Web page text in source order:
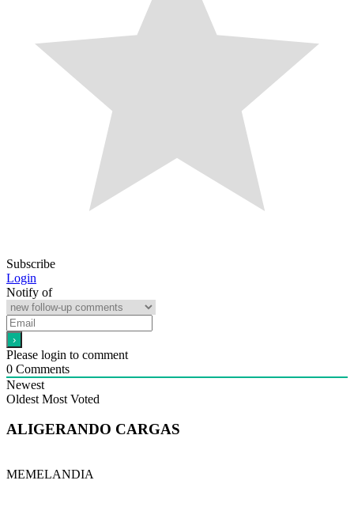
Subscribe
Login
Notify of
Please login to comment
0 Comments
Newest
Oldest Most Voted
ALIGERANDO CARGAS
MEMELANDIA